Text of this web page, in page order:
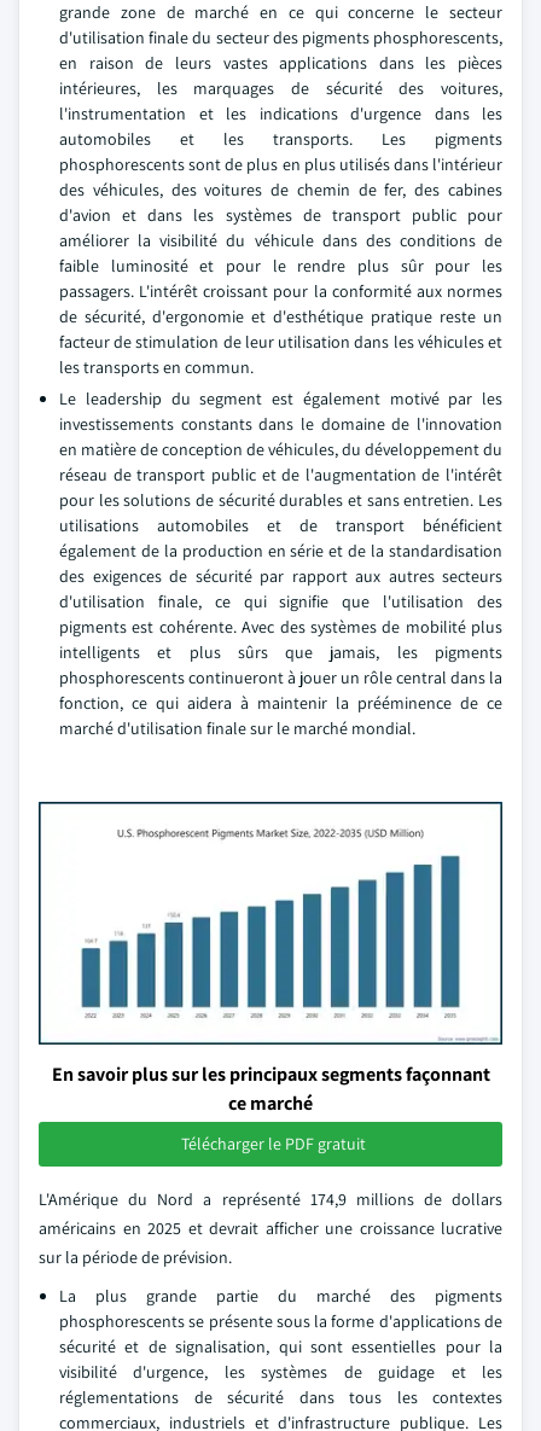
grande zone de marché en ce qui concerne le secteur
d'utilisation finale du secteur des pigments phosphorescents,
en raison de leurs vastes applications dans les pièces
intérieures, les marquages de sécurité des voitures,
l'instrumentation et les indications d'urgence dans les
automobiles et les transports. Les pigments
phosphorescents sont de plus en plus utilisés dans l'intérieur
des véhicules, des voitures de chemin de fer, des cabines
d'avion et dans les systèmes de transport public pour
améliorer la visibilité du véhicule dans des conditions de
faible luminosité et pour le rendre plus sûr pour les
passagers. L'intérêt croissant pour la conformité aux normes
de sécurité, d'ergonomie et d'esthétique pratique reste un
facteur de stimulation de leur utilisation dans les véhicules et
les transports en commun.
Le leadership du segment est également motivé par les
investissements constants dans le domaine de l'innovation
en matière de conception de véhicules, du développement du
réseau de transport public et de l'augmentation de l'intérêt
pour les solutions de sécurité durables et sans entretien. Les
utilisations automobiles et de transport bénéficient
également de la production en série et de la standardisation
des exigences de sécurité par rapport aux autres secteurs
d'utilisation finale, ce qui signifie que l'utilisation des
pigments est cohérente. Avec des systèmes de mobilité plus
intelligents et plus sûrs que jamais, les pigments
phosphorescents continueront à jouer un rôle central dans la
fonction, ce qui aidera à maintenir la prééminence de ce
marché d'utilisation finale sur le marché mondial.
En savoir plus sur les principaux segments façonnant
ce marché
Télécharger le PDF gratuit
L'Amérique du Nord a représenté 174,9 millions de dollars
américains en 2025 et devrait afficher une croissance lucrative
sur la période de prévision.
La plus grande partie du marché des pigments
phosphorescents se présente sous la forme d'applications de
sécurité et de signalisation, qui sont essentielles pour la
visibilité d'urgence, les systèmes de guidage et les
réglementations de sécurité dans tous les contextes
commerciaux, industriels et d'infrastructure publique. Les